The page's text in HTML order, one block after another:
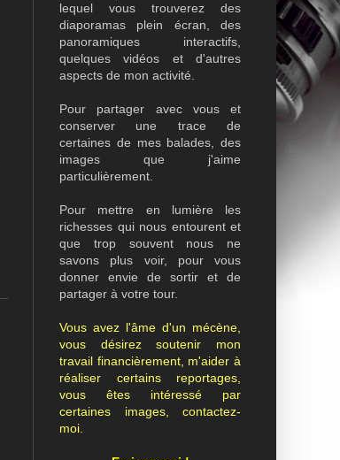
lequel vous trouverez des
diaporamas plein écran, des
panoramiques interactifs,
quelques vidéos et d'autres
aspects de mon activité.
Pour partager avec vous et
conserver une trace de
certaines de mes balades, des
images que j'aime
particulièrement.
Pour mettre en lumière les
richesses qui nous entourent et
que trop souvent nous ne
savons plus voir, pour vous
donner envie de sortir et de
partager à votre tour.
Vous avez l'âme d'un mécène,
vous désirez soutenir mon
travail financièrement, m'aider à
réaliser certains reportages,
vous êtes intéressé par
certaines images, contactez-
moi.